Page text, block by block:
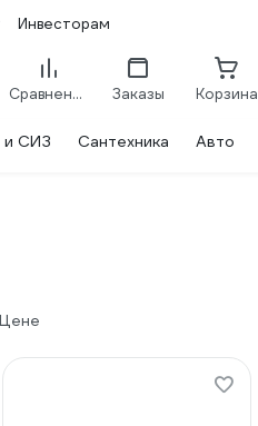
Инвесторам
Сравнение Заказы Корзина
и СИЗ Сантехника Авто
Цене